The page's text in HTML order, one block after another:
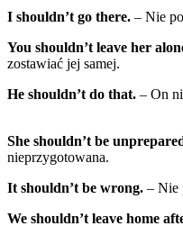
I shouldn’t go there. –
You shouldn’t leave her
zostawiać jej
He shouldn’t do that. – On
She shouldn’t be
It shouldn’t be wrong. –
We shouldn’t leave home